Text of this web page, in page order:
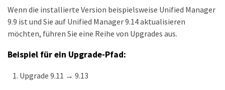
Wenn die installierte Version beispielsweise Unified Manager
9.9 ist und Sie auf Unified Manager 9.14 aktualisieren
möchten, führen Sie eine Reihe von Upgrades aus.
Beispiel für ein Upgrade-Pfad:
Upgrade 9.11 → 9.13